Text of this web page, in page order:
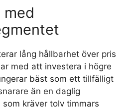
med
lång hållbarhet över pris
med att investera i högre
bäst som ett tillfälligt
än en daglig
kräver tolv timmars